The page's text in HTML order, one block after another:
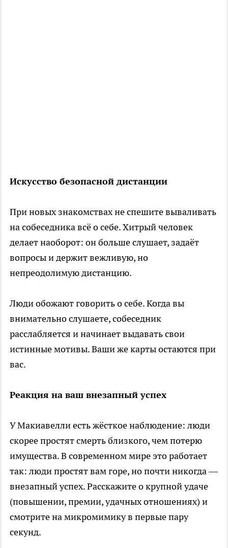
Искусство безопасной дистанции
При новых знакомствах не спешите вываливать
на собеседника всё о себе. Хитрый человек
делает наоборот: он больше слушает, задаёт
вопросы и держит вежливую, но
непреодолимую дистанцию.
Люди обожают говорить о себе. Когда вы
внимательно слушаете, собеседник
расслабляется и начинает выдавать свои
истинные мотивы. Ваши же карты остаются при
вас.
Реакция на ваш внезапный успех
У Макиавелли есть жёсткое наблюдение: люди
скорее простят смерть близкого, чем потерю
имущества. В современном мире это работает
так: люди простят вам горе, но почти никогда —
внезапный успех. Расскажите о крупной удаче
(повышении, премии, удачных отношениях) и
смотрите на микромимику в первые пару
секунд.